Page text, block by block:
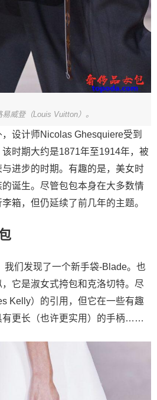
威登（Louis Vuitton）。
设计师Nicolas Ghesquiere受到
时期大约是1871年至1914年，被
进步的时期。有趣的是，美女时
诞生。尽管包包本身在大多数情
箱，但仍延续了前几年的主题。
我们发现了一个新手袋-Blade。也
它是淑女式挎包和克洛切特。尽
Kelly）的引用，但它在一些有趣
有更长（也许更实用）的手柄……